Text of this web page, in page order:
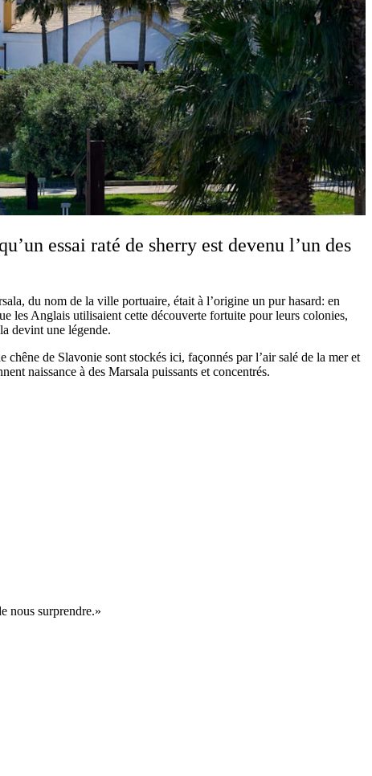
essai raté de sherry est devenu l’un des
du nom de la ville portuaire, était à l’origine un pur hasard: en
les Anglais utilisaient cette découverte fortuite pour leurs colonies,
devint une légende.
de Slavonie sont stockés ici, façonnés par l’air salé de la mer et
naissance à des Marsala puissants et concentrés.
nous surprendre.»